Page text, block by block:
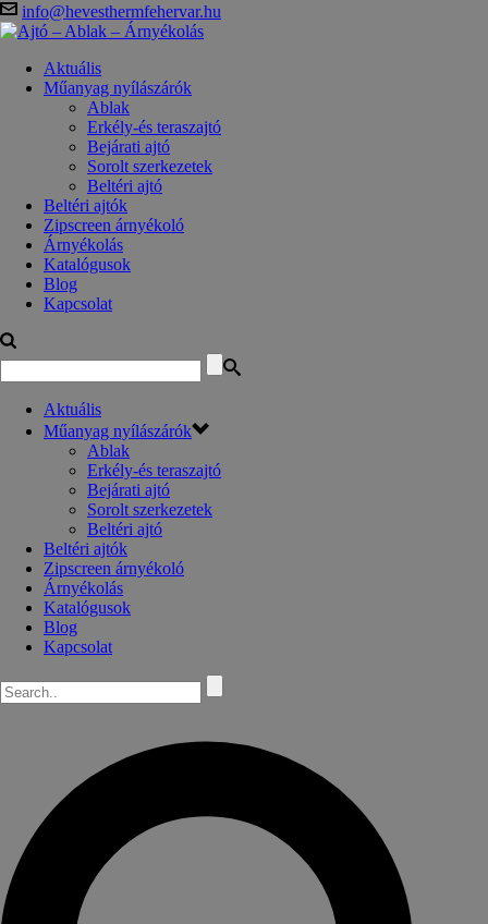
info@hevesthermfehervar.hu
Aktuális
Műanyag nyílászárók
Ablak
Erkély-és teraszajtó
Bejárati ajtó
Sorolt szerkezetek
Beltéri ajtó
Beltéri ajtók
Zipscreen árnyékoló
Árnyékolás
Katalógusok
Blog
Kapcsolat
Aktuális
Műanyag nyílászárók
Ablak
Erkély-és teraszajtó
Bejárati ajtó
Sorolt szerkezetek
Beltéri ajtó
Beltéri ajtók
Zipscreen árnyékoló
Árnyékolás
Katalógusok
Blog
Kapcsolat